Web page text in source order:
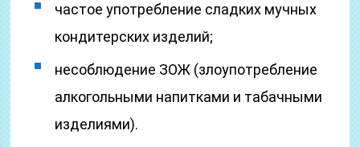
частое употребление сладких мучных
кондитерских изделий;
несоблюдение ЗОЖ (злоупотребление
алкогольными напитками и табачными
изделиями).